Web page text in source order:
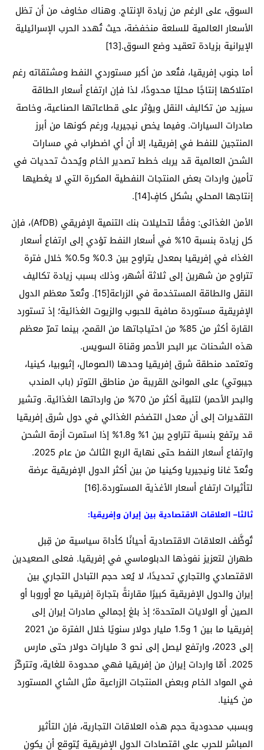
السوق، على الرغم من زيادة الإنتاج. وهناك مخاوف من أن تظل
الأسعار العالمية للسلعة منخفضة، حيث تُهدد الحرب الإسرائيلية
الإيرانية بزيادة تعقيد وضع السوق.[13]
أما جنوب إفريقيا، فتُعد من أكبر مستوردي النفط ومشتقاته رغم
امتلاكها إنتاجًا محليًا محدودًا، لذا فإن ارتفاع أسعار الطاقة
سيزيد من تكاليف النقل ويؤثر على قطاعاتها الصناعية، وخاصة
صادرات السيارات. وفيما يخص نيجيريا، ورغم كونها من أبرز
المنتجين للنفط في إفريقيا، إلا أن أي اضطراب في مسارات
الشحن العالمية قد يربك خطط تصدير الخام ويُحدث تحديات في
تأمين واردات بعض المنتجات النفطية المكررة التي لا يغطيها
إنتاجها المحلي بشكل كافٍ[14].
الأمن الغذائى: وفقًا لتحليلات بنك التنمية الإفريقي (AfDB)، فإن
كل زيادة بنسبة 10% في أسعار النفط تؤدي إلى ارتفاع أسعار
الغذاء في إفريقيا بمعدل يتراوح بين 0.3% و0.5% خلال فترة
تتراوح من شهرين إلى ثلاثة أشهر، وذلك بسبب زيادة تكاليف
النقل والطاقة المستخدمة في الزراعة[15]. وتُعدّ معظم الدول
الإفريقية مستوردة صافية للحبوب والزيوت الغذائية؛ إذ تستورد
القارة أكثر من 85% من احتياجاتها من القمح، بينما تمرّ معظم
هذه الشحنات عبر البحر الأحمر وقناة السويس.
وتعتمد منطقة شرق إفريقيا وحدها (الصومال، إثيوبيا، كينيا،
جيبوتي) على الموانئ القريبة من مناطق التوتر (باب المندب
والبحر الأحمر) لتلبية أكثر من 70% من وارداتها الغذائية. وتشير
التقديرات إلى أن معدل التضخم الغذائي في دول شرق إفريقيا
قد يرتفع بنسبة تتراوح بين 1% و1.8% إذا استمرت أزمة الشحن
وارتفاع أسعار النفط حتى نهاية الربع الثالث من عام 2025.
وتُعدّ غانا ونيجيريا وكينيا من بين أكثر الدول الإفريقية عرضة
لتأثيرات ارتفاع أسعار الأغذية المستوردة.[16]
ثالثا– العلاقات الاقتصادية بين إيران وإفريقيا:
تُوظَّف العلاقات الاقتصادية أحيانًا كأداة سياسية من قِبل
طهران لتعزيز نفوذها الدبلوماسي في إفريقيا. فعلى الصعيدين
الاقتصادي والتجاري تحديدًا، لا يُعد حجم التبادل التجاري بين
إيران والدول الإفريقية كبيرًا مقارنةً بتجارة إفريقيا مع أوروبا أو
الصين أو الولايات المتحدة؛ إذ بلغ إجمالي صادرات إيران إلى
إفريقيا ما بين 1 و1.5 مليار دولار سنويًا خلال الفترة من 2021
إلى 2023، وارتفع ليصل إلى نحو 3 مليارات دولار حتى مارس
2025. أمّا واردات إيران من إفريقيا فهي محدودة للغاية، وتتركّز
في المواد الخام وبعض المنتجات الزراعية مثل الشاي المستورد
من كينيا.
وبسبب محدودية حجم هذه العلاقات التجارية، فإن التأثير
المباشر للحرب على اقتصادات الدول الإفريقية يُتوقع أن يكون